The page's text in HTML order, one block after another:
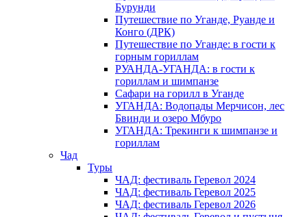
Бурунди
Путешествие по Уганде, Руанде и
Конго (ДРК)
Путешествие по Уганде: в гости к
горным гориллам
РУАНДА-УГАНДА: в гости к
гориллам и шимпанзе
Сафари на горилл в Уганде
УГАНДА: Водопады Мерчисон, лес
Бвинди и озеро Мбуро
УГАНДА: Трекинги к шимпанзе и
гориллам
Чад
Туры
ЧАД: фестиваль Геревол 2024
ЧАД: фестиваль Геревол 2025
ЧАД: фестиваль Геревол 2026